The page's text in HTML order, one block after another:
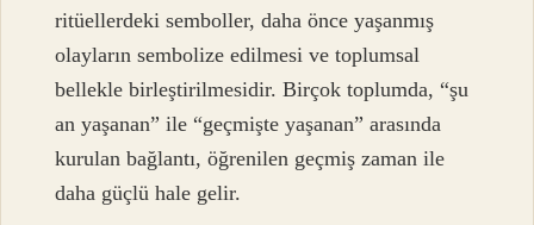
ritüellerdeki semboller, daha önce yaşanmış
olayların sembolize edilmesi ve toplumsal
bellekle birleştirilmesidir. Birçok toplumda, “şu
an yaşanan” ile “geçmişte yaşanan” arasında
kurulan bağlantı, öğrenilen geçmiş zaman ile
daha güçlü hale gelir.